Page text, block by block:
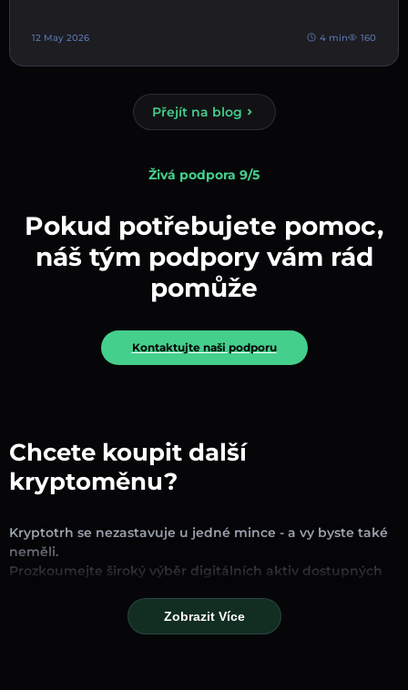
12 May 2026 4 min 160
Přejít na blog
Živá podpora 9/5
Pokud potřebujete pomoc,
náš tým podpory vám rád
pomůže
Kontaktujte naši podporu
Chcete koupit další
kryptoměnu?
Kryptotrh se nezastavuje u jedné mince - a vy byste také
neměli.
Prozkoumejte široký výběr digitálních aktiv dostupných
hledáte zavedené stablecoiny, slibné altcoiny nebo
trendové nové tokeny, najdete je všechny na jednom
Zobrazit Více